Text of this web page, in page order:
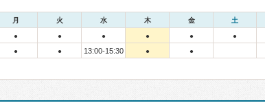
月 火 水 木 金 土
● ● ● ● ● ●
● ● 13:00-15:30 ● ●